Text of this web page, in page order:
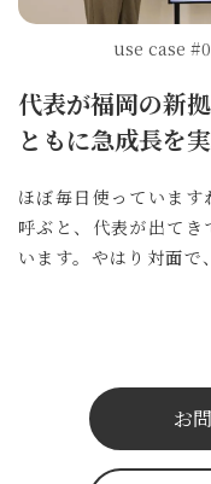
use case
代表が福岡の新
ともに急成長を
ほぼ毎日使っていま
呼ぶと、代表が出て
います。やはり対面
「髪切った？」など
「窓」に向かっても
ても一体感が出てと
お